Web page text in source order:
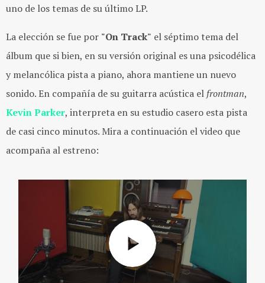
uno de los temas de su último LP.
La elección se fue por "On Track" el séptimo tema del
álbum que si bien, en su versión original es una psicodélica
y melancólica pista a piano, ahora mantiene un nuevo
sonido. En compañía de su guitarra acústica el frontman,
Kevin Parker, interpreta en su estudio casero esta pista
de casi cinco minutos. Mira a continuación el video que
acompaña al estreno: